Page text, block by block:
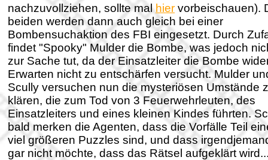
nachzuvollziehen, sollte mal hier vorbeischauen).
beiden werden dann auch gleich bei einer
Bombensuchaktion des FBI eingesetzt. Durch
findet "Spooky" Mulder die Bombe, was jedoch
zur Sache tut, da der Einsatzleiter die Bombe
Erwarten nicht zu entschärfen versucht. Mulder
Scully versuchen nun die mysteriösen Umstände
klären, die zum Tod von 3 Feuerwehrleuten, des
Einsatzleiters und eines kleinen Kindes führten.
bald merken die Agenten, dass die Vorfälle Teil
viel größeren Puzzles sind, und dass
gar nicht möchte, dass das Rätsel aufgeklärt